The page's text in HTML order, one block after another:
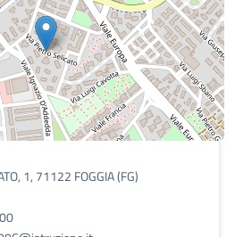
1, 71122 FOGGIA (FG)